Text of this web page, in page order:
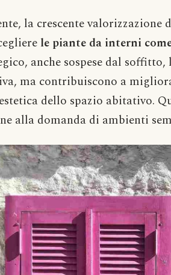
la crescente
le piante da interni
anche sospese dal
ma contribuiscono a
dello spazio abitativo.
alla domanda di ambienti